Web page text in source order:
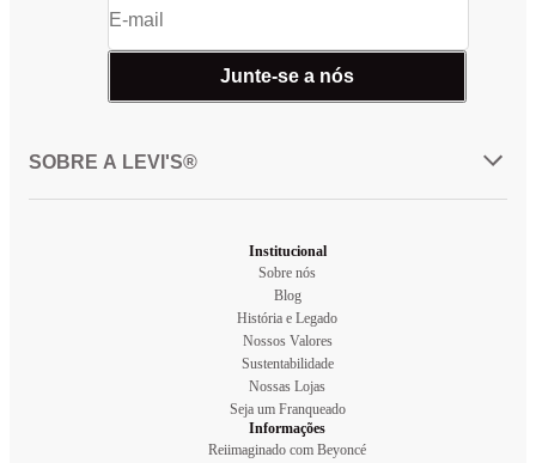
Junte-se a nós
SOBRE A LEVI'S®
Institucional
Sobre nós
Blog
História e Legado
Nossos Valores
Sustentabilidade
Nossas Lojas
Seja um Franqueado
Informações
Reiimaginado com Beyoncé